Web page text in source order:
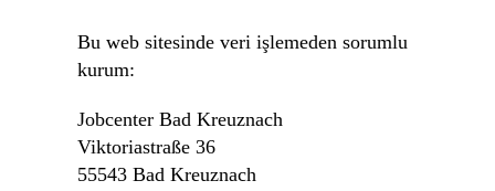
Bu web sitesinde veri işlemeden sorumlu
kurum:
Jobcenter Bad Kreuznach
Viktoriastraße 36
55543 Bad Kreuznach